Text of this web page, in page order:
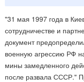
"31 мая 1997 года в
сотрудничестве и
документ
военную агрессию РФ
мины замедленного
после развала СССР."